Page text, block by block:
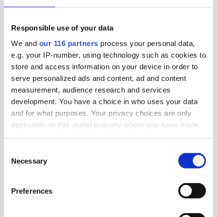
Responsible use of your data
We and our 116 partners process your personal data,
e.g. your IP-number, using technology such as cookies to
store and access information on your device in order to
serve personalized ads and content, ad and content
measurement, audience research and services
development. You have a choice in who uses your data
and for what purposes. Your privacy choices are only
applicable on this digital property where you have made
the Privacy trigger icon.
Find out more about how your personal data is processed
and set your preferences in the
Selection
Necessary
Preferences
Oskar
rahlenoskar@gmail.com